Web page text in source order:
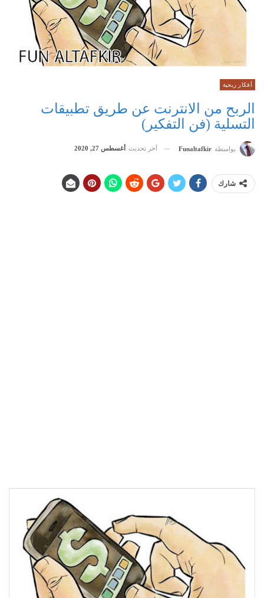
أفكار ربحية
الربح من الانترنت عن طريق تطبيقات
التسلية (فن التفكير)
بواسطة Funaltafkir آخر تحديث أغسطس 27, 2020
شارك